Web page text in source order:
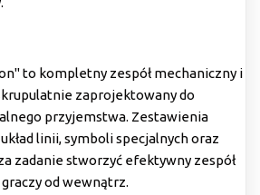
to kompletny zespół mechaniczny i
zaprojektowany do
przyjemstwa. Zestawienia
linii, symboli specjalnych oraz
zadanie stworzyć efektywny zespół
od wewnątrz.